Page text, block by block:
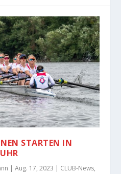
STARTEN IN
|Aug. 17, 2023 | CLUB-News,